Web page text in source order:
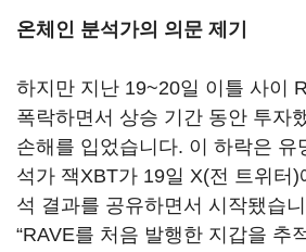
온체인 분석가의 의문 제기
하지만 지난 19~20일 이틀 사이
폭락하면서 상승 기간 동안 투자
손해를 입었습니다. 이 하락은 유
석가 잭XBT가 19일 X(전 트위터)
석 결과를 공유하면서 시작됐습
“RAVE를 처음 발행한 지갑을 추